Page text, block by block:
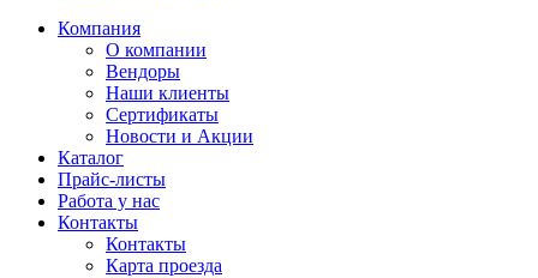
Компания
О компании
Вендоры
Наши клиенты
Сертификаты
Новости и Акции
Каталог
Прайс-листы
Работа у нас
Контакты
Контакты
Карта проезда